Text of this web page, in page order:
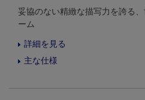
妥協のない精緻な描写力を誇る
ーム
詳細を見る
主な仕様